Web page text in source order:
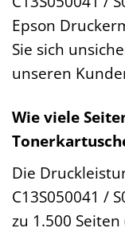
Epson
Sie sich
unseren
Wie viele
Die
C13S050041 /
zu 1.500